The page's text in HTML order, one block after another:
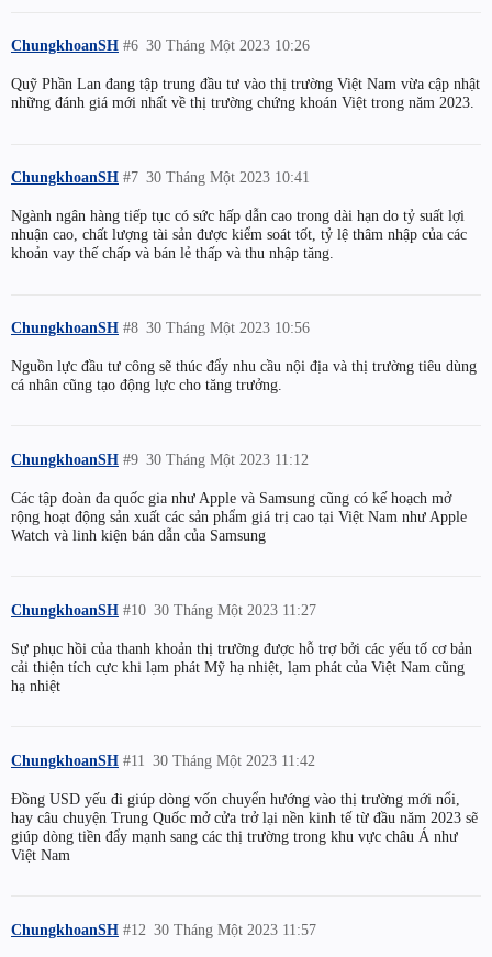
ChungkhoanSH 30 Tháng Một 2023 10:26
#6
Quỹ Phần Lan đang tập trung đầu tư vào thị trường Việt Nam vừa cập nhật
những đánh giá mới nhất về thị trường chứng khoán Việt trong năm 2023.
ChungkhoanSH 30 Tháng Một 2023 10:41
#7
Ngành ngân hàng tiếp tục có sức hấp dẫn cao trong dài hạn do tỷ suất lợi
nhuận cao, chất lượng tài sản được kiểm soát tốt, tỷ lệ thâm nhập của các
khoản vay thế chấp và bán lẻ thấp và thu nhập tăng.
ChungkhoanSH 30 Tháng Một 2023 10:56
#8
Nguồn lực đầu tư công sẽ thúc đẩy nhu cầu nội địa và thị trường tiêu dùng
cá nhân cũng tạo động lực cho tăng trưởng.
ChungkhoanSH 30 Tháng Một 2023 11:12
#9
Các tập đoàn đa quốc gia như Apple và Samsung cũng có kế hoạch mở
rộng hoạt động sản xuất các sản phẩm giá trị cao tại Việt Nam như Apple
Watch và linh kiện bán dẫn của Samsung
ChungkhoanSH 30 Tháng Một 2023 11:27
#10
Sự phục hồi của thanh khoản thị trường được hỗ trợ bởi các yếu tố cơ bản
cải thiện tích cực khi lạm phát Mỹ hạ nhiệt, lạm phát của Việt Nam cũng
hạ nhiệt
ChungkhoanSH 30 Tháng Một 2023 11:42
#11
Đồng USD yếu đi giúp dòng vốn chuyển hướng vào thị trường mới nổi,
hay câu chuyện Trung Quốc mở cửa trở lại nền kinh tế từ đầu năm 2023 sẽ
giúp dòng tiền đẩy mạnh sang các thị trường trong khu vực châu Á như
Việt Nam
ChungkhoanSH 30 Tháng Một 2023 11:57
#12